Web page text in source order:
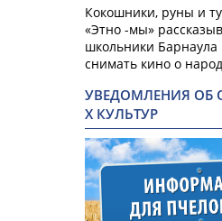
Кокошники, руны и
«Этно -мы»
школьники Барнаула
снимать кино о
УВЕДОМЛЕНИЯ ОБ
Х КУЛЬТУР